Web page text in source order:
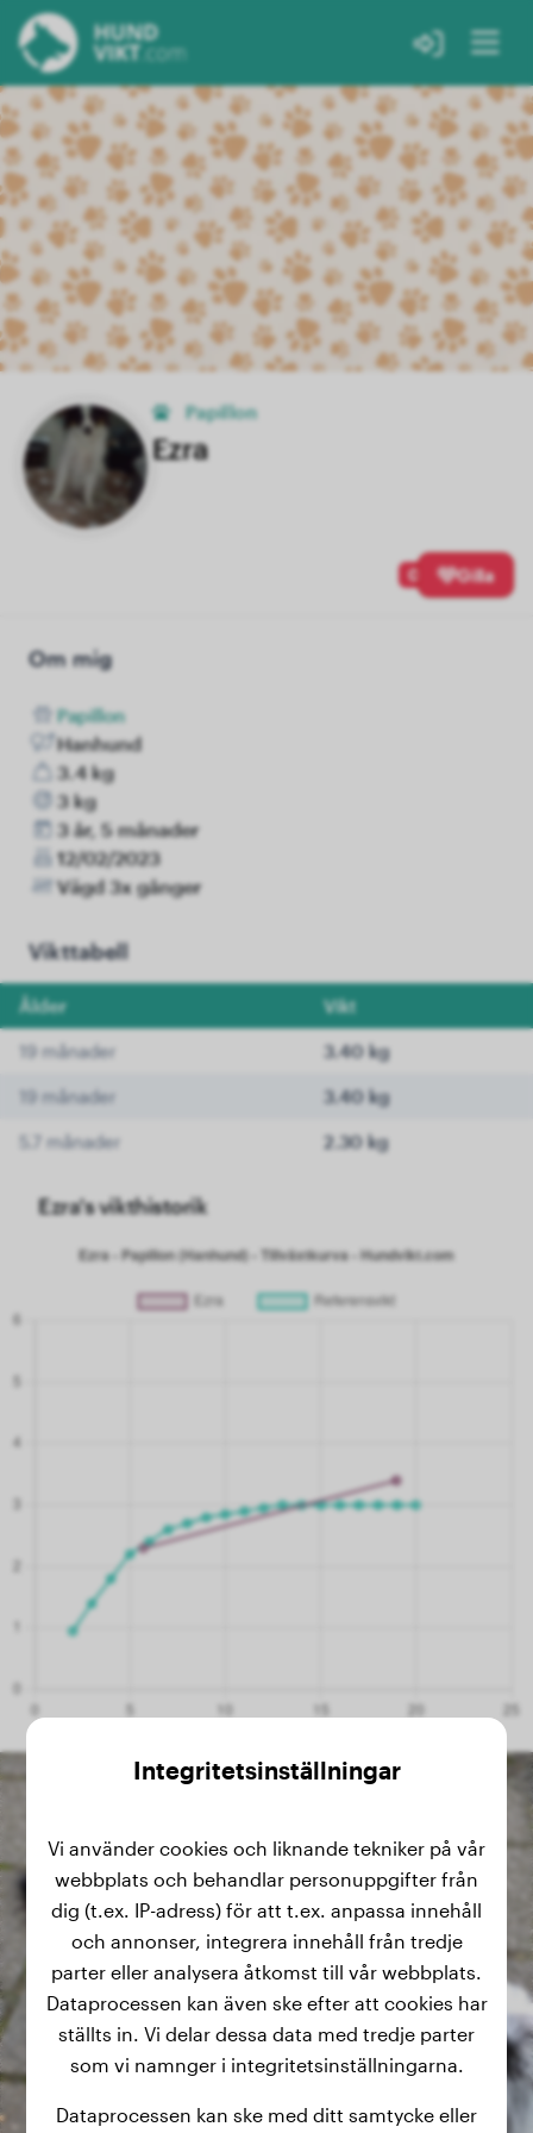
Papillon
Ezra
0 Gilla
Om mig
Papillon
Hanhund
3.4 kg
3 kg
3 år, 5 månader
12/02/2023
Vägd 3x gånger
Vikttabell
Ålder Vikt
19 månader 3.40 kg
19 månader 3.40 kg
5.7 månader 2.30 kg
Ezra's vikthistorik
Integritetsinställningar
Vi använder cookies och liknande tekniker på vår
webbplats och behandlar personuppgifter från
dig (t.ex. IP-adress) för att t.ex. anpassa innehåll
och annonser, integrera innehåll från tredje
parter eller analysera åtkomst till vår webbplats.
Dataprocessen kan även ske efter att cookies har
ställts in. Vi delar dessa data med tredje parter
som vi namnger i integritetsinställningarna.
Dataprocessen kan ske med ditt samtycke eller